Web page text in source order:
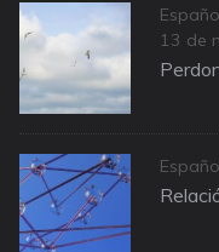
Posted
on
13 de